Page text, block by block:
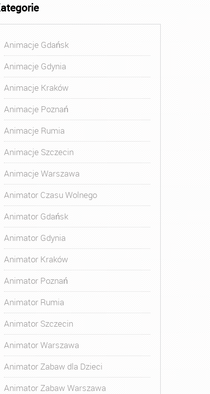
,Kurs Animatora Czasu Wolnego
Animacje Gdańsk
Animacje Gdynia
Animacje Kraków
Animacje Poznań
Animacje Rumia
Animacje Szczecin
Animacje Warszawa
Animator Czasu Wolnego
Animator Gdańsk
Animator Gdynia
Animator Kraków
Animator Poznań
Animator Rumia
Animator Szczecin
Animator Warszawa
Animator Zabaw dla Dzieci
Animator Zabaw Warszawa